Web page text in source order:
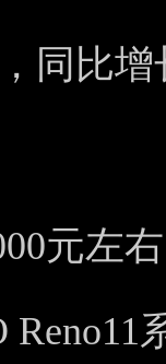
同比
元左